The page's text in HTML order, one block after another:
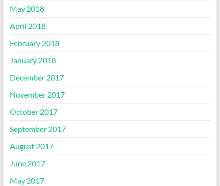
May 2018
April 2018
February 2018
January 2018
December 2017
November 2017
October 2017
September 2017
August 2017
June 2017
May 2017